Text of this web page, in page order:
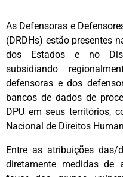
As Defensoras e
(DRDHs) estão presentes
dos Estados e no
subsidiando
defensoras e dos
bancos de dados de
DPU em seus territórios,
Nacional de Direitos
Entre as atribuições das/
diretamente medidas de